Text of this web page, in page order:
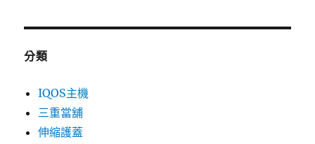
分類
IQOS主機
三重當舖
伸縮護蓋